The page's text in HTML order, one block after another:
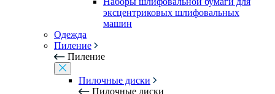
эксцентриковых шлифовальных
машин
Одежда
Пиление
Пиление
Пилочные диски
Пилочные диски